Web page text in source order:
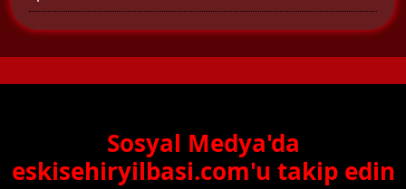
Sosyal Medya'da
eskisehiryilbasi.com'u takip edin